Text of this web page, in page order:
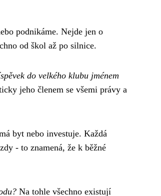
podnikáme. Nejde jen o
od škol až po silnice.
do velkého klubu jménem
jeho členem se všemi právy a
byt nebo investuje. Každá
- to znamená, že k běžné
Na tohle všechno existují